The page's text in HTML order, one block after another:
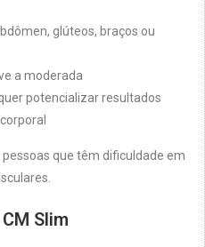
glúteos, braços ou
a moderada
potencializar resultados
que têm dificuldade em
Slim